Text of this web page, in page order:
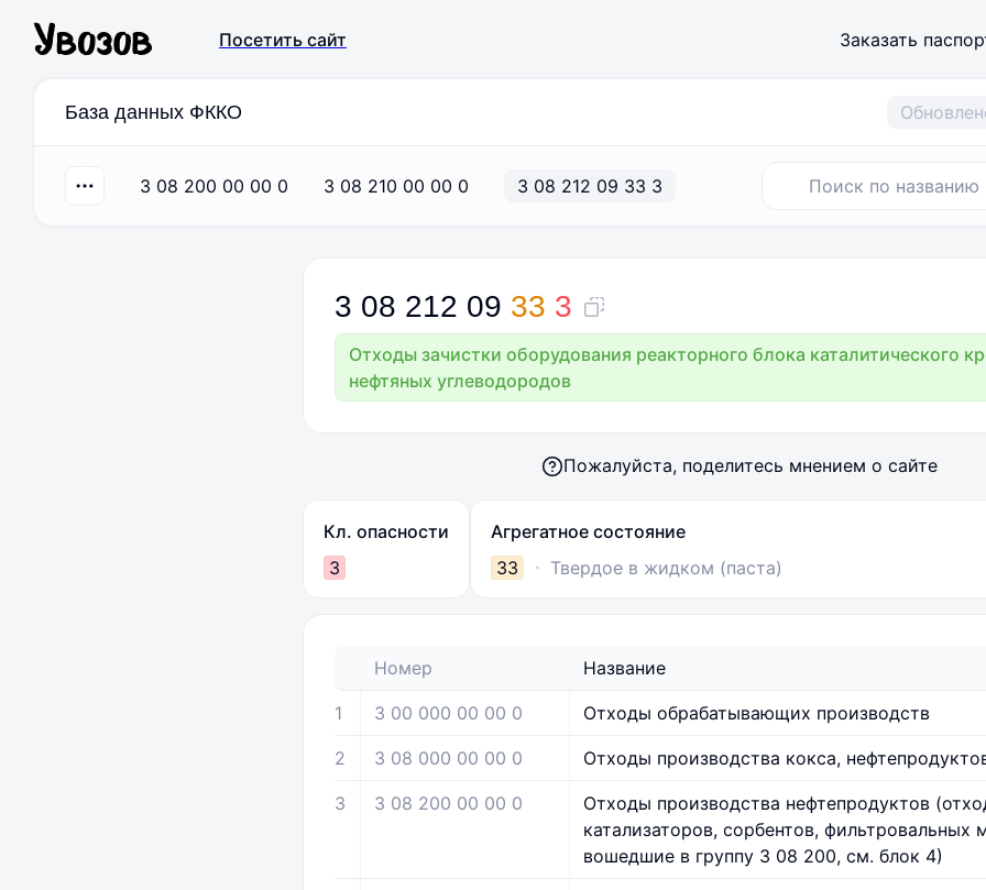
Посетить сайт Заказать
База данных ФККО
3 08 200 00 00 0 3 08 210 00 00 0 3 08 212 09 33 3
3 08 212 09 33 3
Отходы зачистки оборудования реакторного блока каталитического
нефтяных углеводородов
Пожалуйста, поделитесь мнением о сайте
Кл. опасности
3
Агрегатное состояние
33
Твердое в жидком (паста)
Номер Название
1 3 00 000 00 00 0 Отходы обрабатывающих производств
2 3 08 000 00 00 0 Отходы производства кокса,
3 3 08 200 00 00 0
Отходы производства нефтепродуктов
катализаторов, сорбентов, фильтровальных
вошедшие в группу 3 08 200, см. блок 4)